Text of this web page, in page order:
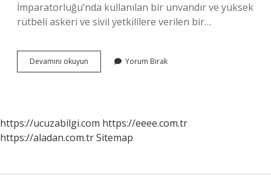
İmparatorluğu’nda kullanılan bir unvandır ve yüksek
rütbeli askeri ve sivil yetkililere verilen bir…
Devamını okuyun Orduda
Paşa
Kullanılır
Yorum Bırak
https://ucuzabilgi.com https://eeee.com.tr
https://aladan.com.trSitemap